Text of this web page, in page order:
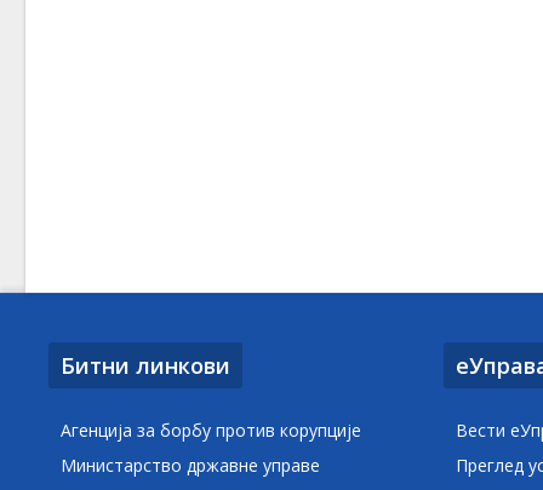
Битни линкови
Агенција за борбу против корупције
Министарство државне управе
Вести
Преглед